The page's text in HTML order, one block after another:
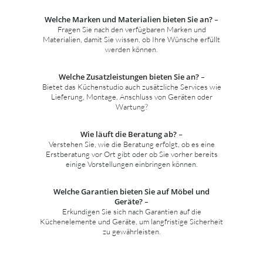
Welche Marken und Materialien bieten Sie an? –
Fragen Sie nach den verfügbaren Marken und
Materialien, damit Sie wissen, ob Ihre Wünsche erfüllt
werden können.
Welche Zusatzleistungen bieten Sie an?–
Bietet das Küchenstudio auch zusätzliche Services wie
Lieferung, Montage, Anschluss von Geräten oder
Wartung?
Wie läuft die Beratung ab? –
Verstehen Sie, wie die Beratung erfolgt, ob es eine
Erstberatung vor Ort gibt oder ob Sie vorher bereits
einige Vorstellungen einbringen können.
Welche Garantien bieten Sie auf Möbel und
Geräte? –
Erkundigen Sie sich nach Garantien auf die
Küchenelemente und Geräte, um langfristige Sicherheit
zu gewährleisten.